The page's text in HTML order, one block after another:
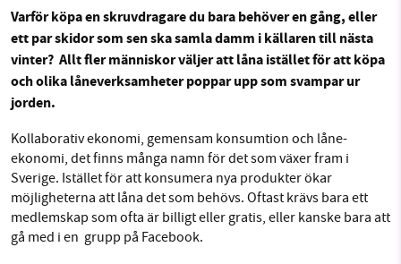
OM OSS
Sök Sparade inlägg Tipsa oss
BlueSky
Threads LinkedIn
Varför köpa en skruvdragare du bara behöver en gång, eller
ett par skidor som sen ska samla damm i källaren till nästa
vinter? Allt fler människor väljer att låna istället för att köpa
och olika låneverksamheter poppar upp som svampar ur
jorden.
Kollaborativ ekonomi, gemensam konsumtion och låne-
ekonomi, det finns många namn för det som växer fram i
Sverige. Istället för att konsumera nya produkter ökar
möjligheterna att låna det som behövs. Oftast krävs bara ett
medlemskap som ofta är billigt eller gratis, eller kanske bara att
gå med i en grupp på Facebook.
SMB kämpar för en hållbar framtid. Sedan
starten 2010 har vår ideella redaktion drivit
miljödebatten framåt genom
nyhetsbevakning och granskningar. Nu vill vi
utveckla vårt arbete – och vi hoppas att du